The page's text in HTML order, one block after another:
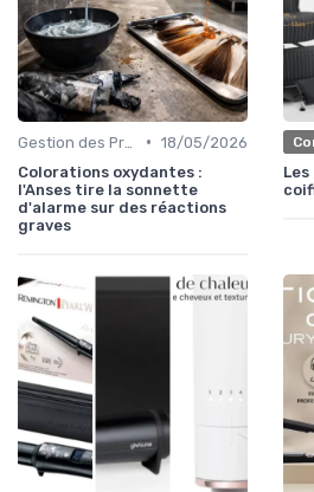
• 18/05/2026
Colorations oxydantes :
l'Anses tire la sonnette
d'alarme sur des réactions
graves